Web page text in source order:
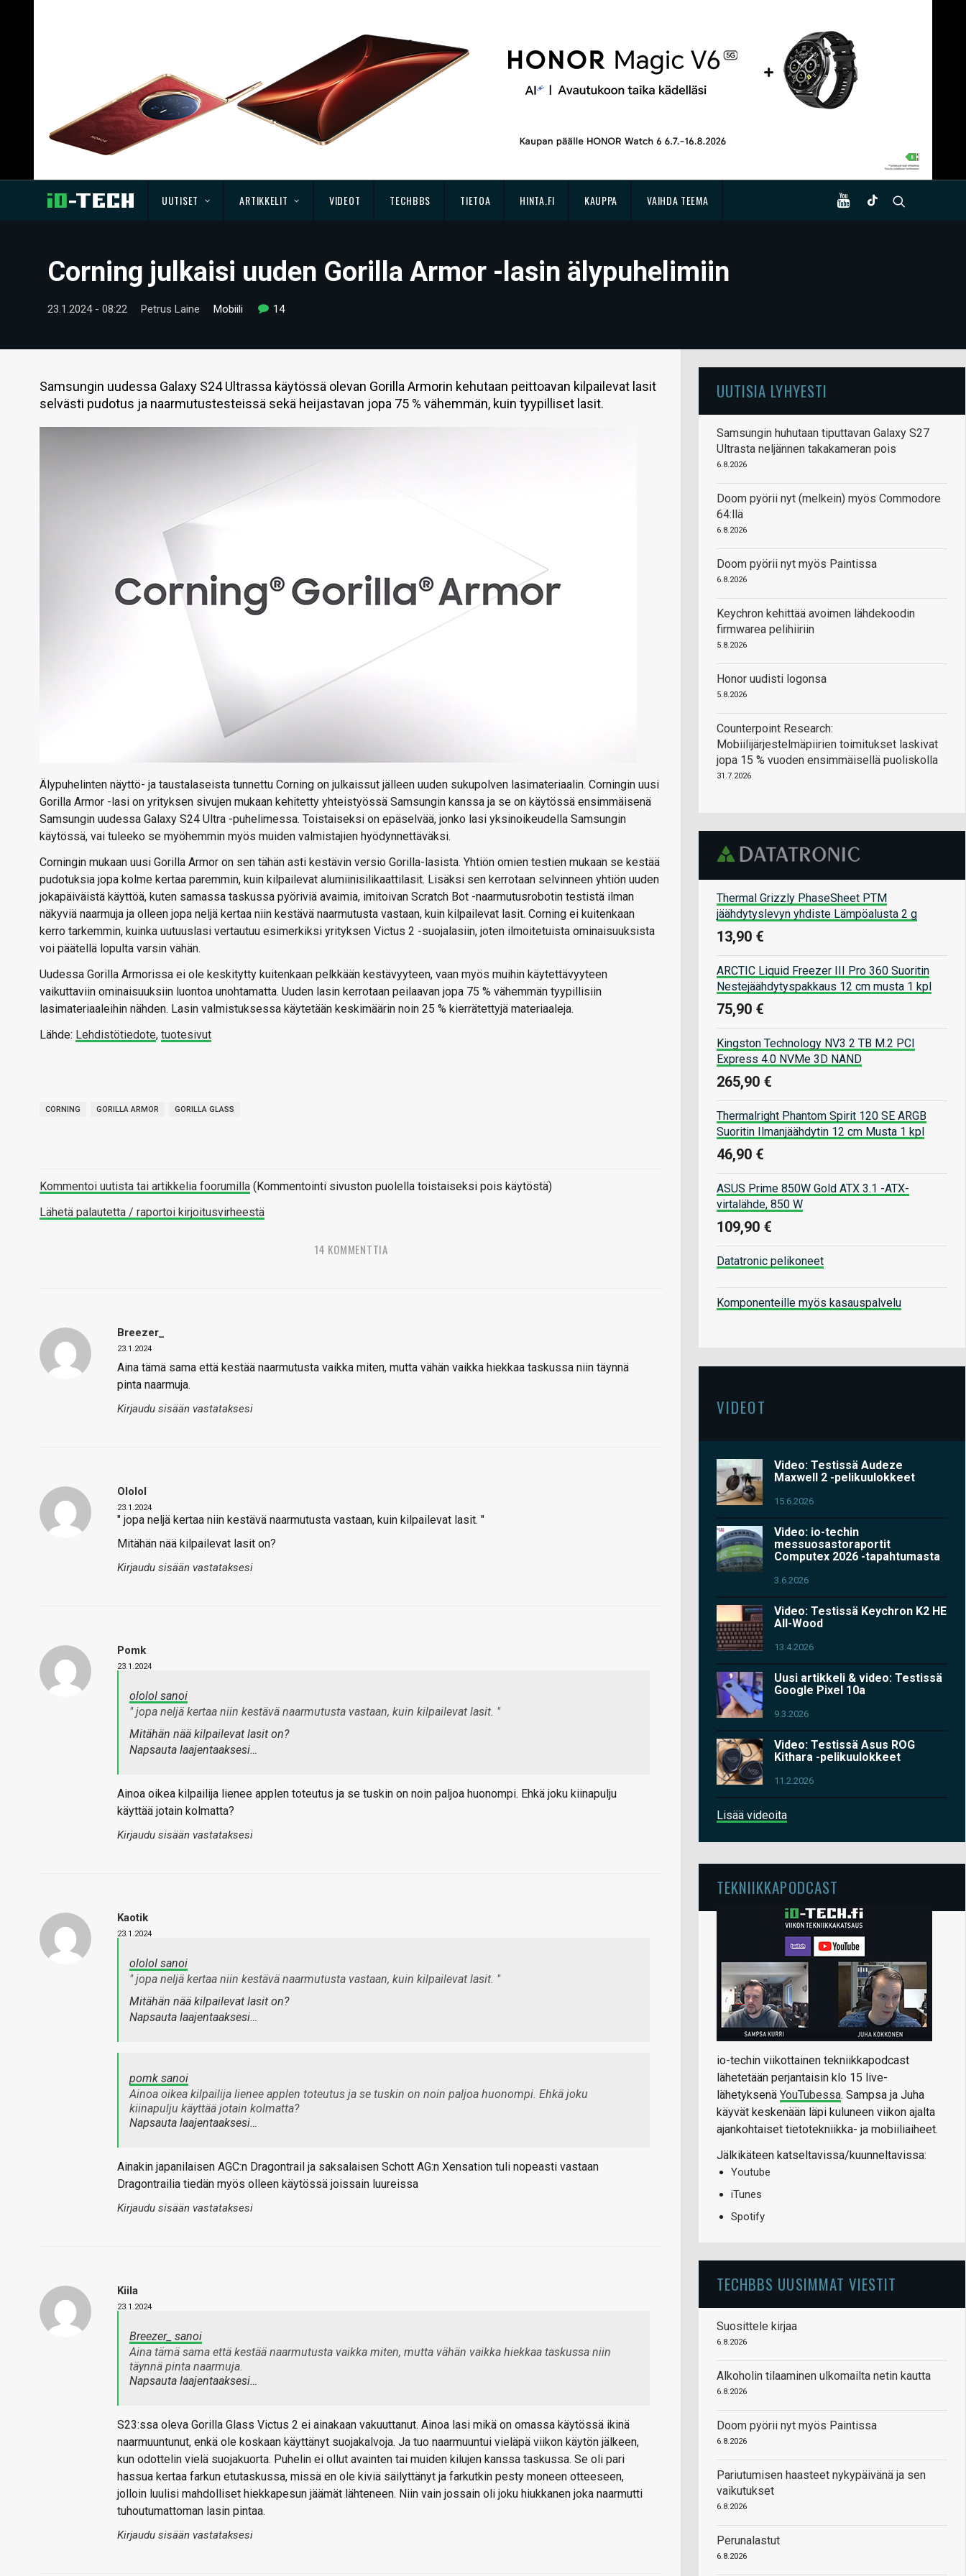
UUTISET ARTIKKELIT VIDEOT TECHBBS TIETOA HINTA.FI KAUPPA VAIHDA TEEMA
Corning julkaisi uuden Gorilla Armor -lasin älypuhelimiin
23.1.2024 - 08:22 Petrus Laine Mobiili 14
Samsungin uudessa Galaxy S24 Ultrassa käytössä olevan Gorilla Armorin kehutaan peittoavan kilpailevat lasit
selvästi pudotus ja naarmutustesteissä sekä heijastavan jopa 75 % vähemmän, kuin tyypilliset lasit.
Älypuhelinten näyttö- ja taustalaseista tunnettu Corning on julkaissut jälleen uuden sukupolven lasimateriaalin. Corningin uusi
Gorilla Armor -lasi on yrityksen sivujen mukaan kehitetty yhteistyössä Samsungin kanssa ja se on käytössä ensimmäisenä
Samsungin uudessa Galaxy S24 Ultra -puhelimessa. Toistaiseksi on epäselvää, jonko lasi yksinoikeudella Samsungin
käytössä, vai tuleeko se myöhemmin myös muiden valmistajien hyödynnettäväksi.
Corningin mukaan uusi Gorilla Armor on sen tähän asti kestävin versio Gorilla-lasista. Yhtiön omien testien mukaan se kestää
pudotuksia jopa kolme kertaa paremmin, kuin kilpailevat alumiinisilikaattilasit. Lisäksi sen kerrotaan selvinneen yhtiön uuden
jokapäiväistä käyttöä, kuten samassa taskussa pyöriviä avaimia, imitoivan Scratch Bot -naarmutusrobotin testistä ilman
näkyviä naarmuja ja olleen jopa neljä kertaa niin kestävä naarmutusta vastaan, kuin kilpailevat lasit. Corning ei kuitenkaan
kerro tarkemmin, kuinka uutuuslasi vertautuu esimerkiksi yrityksen Victus 2 -suojalasiin, joten ilmoitetuista ominaisuuksista
voi päätellä lopulta varsin vähän.
Uudessa Gorilla Armorissa ei ole keskitytty kuitenkaan pelkkään kestävyyteen, vaan myös muihin käytettävyyteen
vaikuttaviin ominaisuuksiin luontoa unohtamatta. Uuden lasin kerrotaan peilaavan jopa 75 % vähemmän tyypillisiin
lasimateriaaleihin nähden. Lasin valmistuksessa käytetään keskimäärin noin 25 % kierrätettyjä materiaaleja.
Lähde: Lehdistötiedote, tuotesivut
CORNING GORILLA ARMOR GORILLA GLASS
Kommentoi uutista tai artikkelia foorumilla (Kommentointi sivuston puolella toistaiseksi pois käytöstä)
Lähetä palautetta / raportoi kirjoitusvirheestä
14 KOMMENTTIA
Breezer_
23.1.2024
Aina tämä sama että kestää naarmutusta vaikka miten, mutta vähän vaikka hiekkaa taskussa niin täynnä
pinta naarmuja.
Kirjaudu sisään vastataksesi
Ololol
23.1.2024
" jopa neljä kertaa niin kestävä naarmutusta vastaan, kuin kilpailevat lasit. "
Mitähän nää kilpailevat lasit on?
Kirjaudu sisään vastataksesi
Pomk
23.1.2024
ololol sanoi
" jopa neljä kertaa niin kestävä naarmutusta vastaan, kuin kilpailevat lasit. "
Mitähän nää kilpailevat lasit on?
Napsauta laajentaaksesi…
Ainoa oikea kilpailija lienee applen toteutus ja se tuskin on noin paljoa huonompi. Ehkä joku kiinapulju
käyttää jotain kolmatta?
Kirjaudu sisään vastataksesi
Kaotik
23.1.2024
ololol sanoi
" jopa neljä kertaa niin kestävä naarmutusta vastaan, kuin kilpailevat lasit. "
Mitähän nää kilpailevat lasit on?
Napsauta laajentaaksesi…
pomk sanoi
Ainoa oikea kilpailija lienee applen toteutus ja se tuskin on noin paljoa huonompi. Ehkä joku
kiinapulju käyttää jotain kolmatta?
Napsauta laajentaaksesi…
Ainakin japanilaisen AGC:n Dragontrail ja saksalaisen Schott AG:n Xensation tuli nopeasti vastaan
Dragontrailia tiedän myös olleen käytössä joissain luureissa
Kirjaudu sisään vastataksesi
Kiila
23.1.2024
Breezer_ sanoi
Aina tämä sama että kestää naarmutusta vaikka miten, mutta vähän vaikka hiekkaa taskussa niin
täynnä pinta naarmuja.
Napsauta laajentaaksesi…
S23:ssa oleva Gorilla Glass Victus 2 ei ainakaan vakuuttanut. Ainoa lasi mikä on omassa käytössä ikinä
naarmuuntunut, enkä ole koskaan käyttänyt suojakalvoja. Ja tuo naarmuuntui vieläpä viikon käytön jälkeen,
kun odottelin vielä suojakuorta. Puhelin ei ollut avainten tai muiden kilujen kanssa taskussa. Se oli pari
hassua kertaa farkun etutaskussa, missä en ole kiviä säilyttänyt ja farkutkin pesty moneen otteeseen,
jolloin luulisi mahdolliset hiekkapesun jäämät lähteneen. Niin vain jossain oli joku hiukkanen joka naarmutti
tuhoutumattoman lasin pintaa.
Kirjaudu sisään vastataksesi
UUTISIA LYHYESTI
Samsungin huhutaan tiputtavan Galaxy S27
Ultrasta neljännen takakameran pois
6.8.2026
Doom pyörii nyt (melkein) myös Commodore
64:llä
6.8.2026
Doom pyörii nyt myös Paintissa
6.8.2026
Keychron kehittää avoimen lähdekoodin
firmwarea pelihiiriin
5.8.2026
Honor uudisti logonsa
5.8.2026
Counterpoint Research:
Mobiilijärjestelmäpiirien toimitukset laskivat
jopa 15 % vuoden ensimmäisellä puoliskolla
31.7.2026
Thermal Grizzly PhaseSheet PTM
jäähdytyslevyn yhdiste Lämpöalusta 2 g
13,90 €
ARCTIC Liquid Freezer III Pro 360 Suoritin
Nestejäähdytyspakkaus 12 cm musta 1 kpl
75,90 €
Kingston Technology NV3 2 TB M.2 PCI
Express 4.0 NVMe 3D NAND
265,90 €
Thermalright Phantom Spirit 120 SE ARGB
Suoritin Ilmanjäähdytin 12 cm Musta 1 kpl
46,90 €
ASUS Prime 850W Gold ATX 3.1 -ATX-
virtalähde, 850 W
109,90 €
Datatronic pelikoneet
Komponenteille myös kasauspalvelu
VIDEOT
Video: Testissä Audeze
Maxwell 2 -pelikuulokkeet
15.6.2026
Video: io-techin
messuosastoraportit
Computex 2026 -tapahtumasta
3.6.2026
Video: Testissä Keychron K2 HE
All-Wood
13.4.2026
Uusi artikkeli & video: Testissä
Google Pixel 10a
9.3.2026
Video: Testissä Asus ROG
Kithara -pelikuulokkeet
11.2.2026
Lisää videoita
TEKNIIKKAPODCAST
io-techin viikottainen tekniikkapodcast
lähetetään perjantaisin klo 15 live-
lähetyksenä YouTubessa. Sampsa ja Juha
käyvät keskenään läpi kuluneen viikon ajalta
ajankohtaiset tietotekniikka- ja mobiiliaiheet.
Jälkikäteen katseltavissa/kuunneltavissa:
Youtube
iTunes
Spotify
TECHBBS UUSIMMAT VIESTIT
Suosittele kirjaa
6.8.2026
Alkoholin tilaaminen ulkomailta netin kautta
6.8.2026
Doom pyörii nyt myös Paintissa
6.8.2026
Pariutumisen haasteet nykypäivänä ja sen
vaikutukset
6.8.2026
Perunalastut
6.8.2026